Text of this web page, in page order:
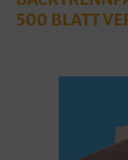
500 BLATT